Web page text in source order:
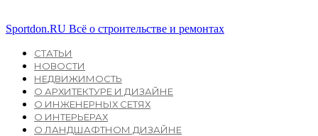
Sportdon.RU Всё о строительстве и ремонтах
СТАТЬИ
НОВОСТИ
НЕДВИЖИМОСТЬ
О АРХИТЕКТУРЕ И ДИЗАЙНЕ
О ИНЖЕНЕРНЫХ СЕТЯХ
О ИНТЕРЬЕРАХ
О ЛАНДШАФТНОМ ДИЗАЙНЕ